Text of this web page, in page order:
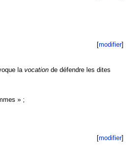
[modifier]
la vocationde défendre les dites
»;
[modifier]